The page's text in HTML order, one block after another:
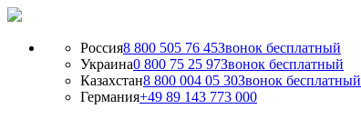
Россия8 800 505 76 45Звонок бесплатный
Украина0 800 75 25 97Звонок бесплатный
Казахстан8 800 004 05 30Звонок бесплатный
Германия+49 89 143 773 000